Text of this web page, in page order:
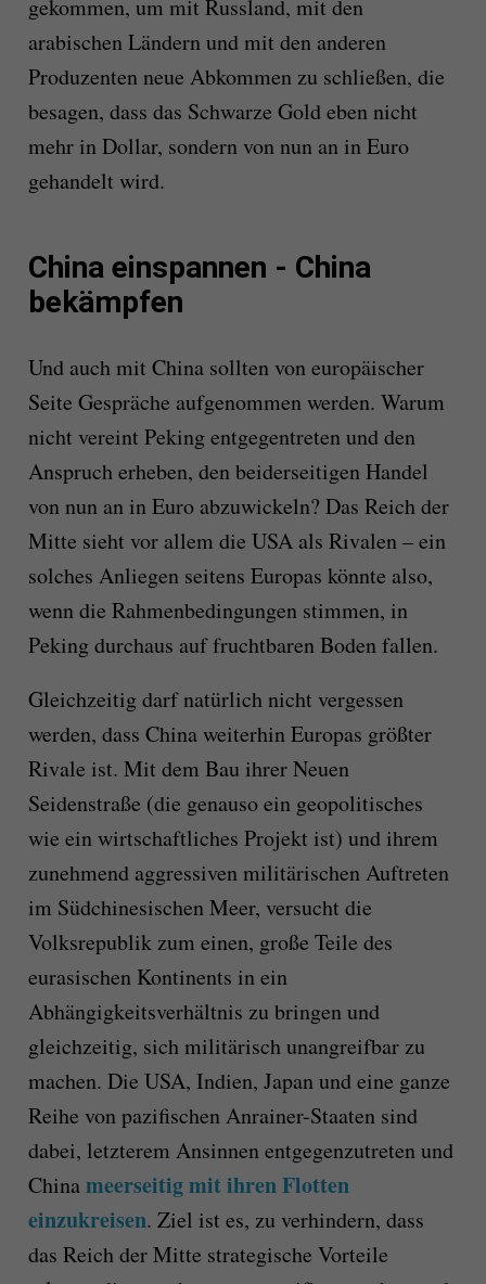
gekommen, um mit Russland, mit den
arabischen Ländern und mit den anderen
Produzenten neue Abkommen zu schließen, die
besagen, dass das Schwarze Gold eben nicht
mehr in Dollar, sondern von nun an in Euro
gehandelt wird.
China einspannen - China
bekämpfen
Und auch mit China sollten von europäischer
Seite Gespräche aufgenommen werden. Warum
nicht vereint Peking entgegentreten und den
Anspruch erheben, den beiderseitigen Handel
von nun an in Euro abzuwickeln? Das Reich der
Mitte sieht vor allem die USA als Rivalen – ein
solches Anliegen seitens Europas könnte also,
wenn die Rahmenbedingungen stimmen, in
Peking durchaus auf fruchtbaren Boden fallen.
Gleichzeitig darf natürlich nicht vergessen
werden, dass China weiterhin Europas größter
Rivale ist. Mit dem Bau ihrer Neuen
Seidenstraße (die genauso ein geopolitisches
wie ein wirtschaftliches Projekt ist) und ihrem
zunehmend aggressiven militärischen Auftreten
im Südchinesischen Meer, versucht die
Volksrepublik zum einen, große Teile des
eurasischen Kontinents in ein
Abhängigkeitsverhältnis zu bringen und
gleichzeitig, sich militärisch unangreifbar zu
machen. Die USA, Indien, Japan und eine ganze
Reihe von pazifischen Anrainer-Staaten sind
dabei, letzterem Ansinnen entgegenzutreten und
Chinameerseitig mit ihren Flotten
einzukreisen. Ziel ist es, zu verhindern, dass
das Reich der Mitte strategische Vorteile